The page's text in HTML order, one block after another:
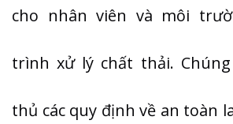
cho nhân viên và môi
trình xử lý chất thải.
thủ các quy định về an toàn